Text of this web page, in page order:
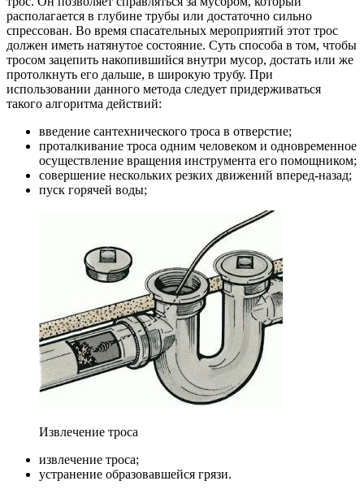
располагается в глубине трубы или достаточно сильно
спрессован. Во время спасательных мероприятий этот трос
должен иметь натянутое состояние. Суть способа в том, чтобы
тросом зацепить накопившийся внутри мусор, достать или же
протолкнуть его дальше, в широкую трубу. При
использовании данного метода следует придерживаться
такого алгоритма действий:
введение сантехнического троса в отверстие;
проталкивание троса одним человеком и одновременное
осуществление вращения инструмента его помощником;
совершение нескольких резких движений вперед-назад;
пуск горячей воды;
Извлечение троса
извлечение троса;
устранение образовавшейся грязи.